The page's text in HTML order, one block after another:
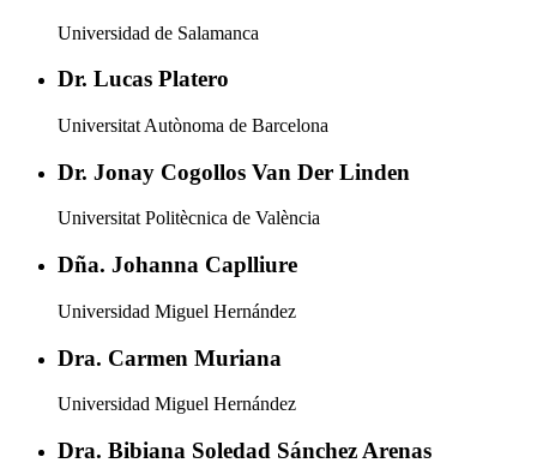
Universidad de Salamanca
Dr. Lucas Platero
Universitat Autònoma de Barcelona
Dr. Jonay Cogollos Van Der Linden
Universitat Politècnica de València
Dña. Johanna Caplliure
Universidad Miguel Hernández
Dra. Carmen Muriana
Universidad Miguel Hernández
Dra. Bibiana Soledad Sánchez Arenas